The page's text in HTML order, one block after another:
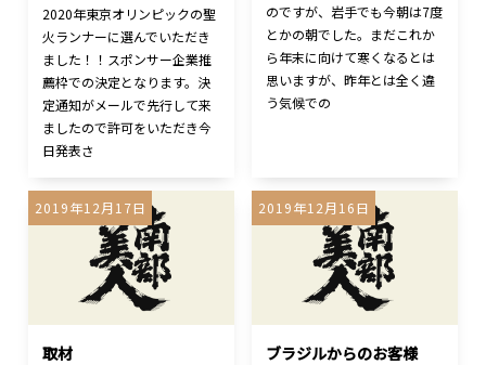
2020年東京オリンピックの聖
火ランナーに選んでいただき
ました！！スポンサー企業推
薦枠での決定となります。決
定通知がメールで先行して来
ましたので許可をいただき今
日発表さ
のですが、岩手でも今朝は7度
とかの朝でした。まだこれか
ら年末に向けて寒くなるとは
思いますが、昨年とは全く違
う気候での
2019年12月17日
取材
2019年12月16日
ブラジルからのお客様